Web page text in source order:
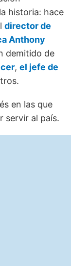
historia: hace
director de
Anthony
demitido de
, el jefe de
en las que
servir al país.